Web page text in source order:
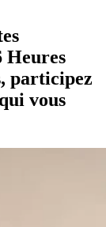
Heures
participez
vous